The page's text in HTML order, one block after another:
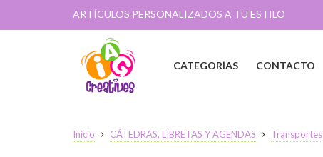
ARTÍCULOS PERSONALIZADOS A TU ESTILO
CATEGORÍAS CONTACTO
Inicio CÁTEDRAS, LIBRETAS Y AGENDAS Transportes